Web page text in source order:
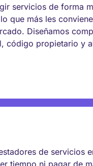
servicios de forma
que más les
Diseñamos
código propietario y
de servicios
tiempo ni pagar de